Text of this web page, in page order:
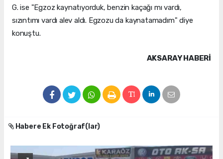
G. ise "Egzoz kaynatıyorduk, benzin kaçağı mı vardı,
sızıntımı vardı alev aldı. Egzozu da kaynatamadım" diye
konuştu.
AKSARAY HABERİ
Habere Ek Fotoğraf(lar)